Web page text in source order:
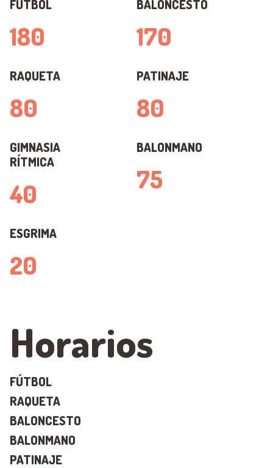
FÚTBOL
180
BALONCESTO
170
RAQUETA
80
PATINAJE
80
GIMNASIA
RÍTMICA
40
BALONMANO
75
ESGRIMA
20
Horarios
FÚTBOL
RAQUETA
BALONCESTO
BALONMANO
PATINAJE